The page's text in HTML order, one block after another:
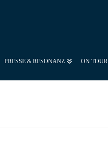
PRESSE & RESONANZ ON TOUR